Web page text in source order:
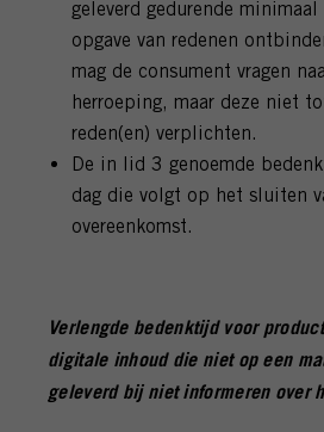
geleverd gedurende
opgave van redenen
mag de consument vragen
herroeping, maar deze niet
reden(en) verplichten.
De in lid 3 genoemde
dag die volgt op het sluiten
overeenkomst.
Verlengde bedenktijd voor
digitale inhoud die niet op een
geleverd bij niet informeren over